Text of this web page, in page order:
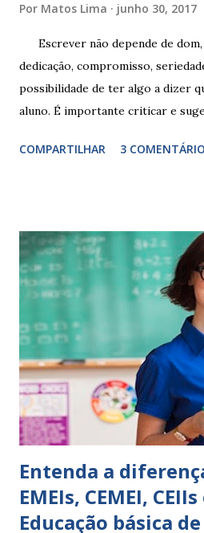
Por Matos Lima junho 30, 2017
Escrever não depende de dom,
dedicação, compromisso,
possibilidade de ter algo a dizer
aluno. É importante criticar e
exercitação. E encontrar a
sempre as intervenções feitas
isso ressalta trabalho.
EXPRESSÕES PARA USO EM
escreve O aluno não sabe O aluno
conceitos, está em fase de
Apresenta dificuldades de auto-
Ainda não desenvolveu habilidades
ambiente...
COMPARTILHAR 3
Entenda a
EMEIs, CEMEI,
Educação básica de